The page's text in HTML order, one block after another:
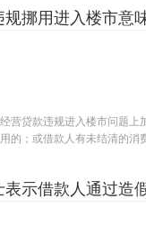
挪用进入楼市意
营贷款违规进入楼市问题
的；或借款人有未结清的消
示借款人通过造